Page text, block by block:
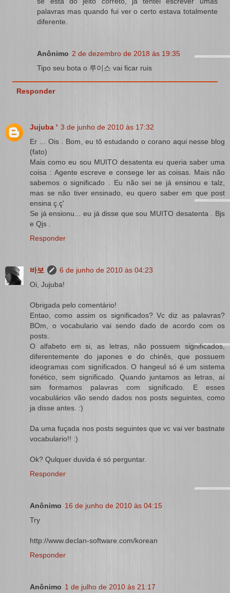
palavras mas quando fui ver o certo estava totalmente
diferente.
Anônimo 2 de dezembro de 2018 às 19:35
Tipo seu bota o 루이스 vai ficar ruis
Responder
Jujuba ' 3 de junho de 2010 às 17:32
Er ... Ois . Bom, eu tô estudando o corano aqui nesse blog
(fato)
Mais como eu sou MUITO desatenta eu queria saber uma
coisa : Agente escreve e consege ler as coisas. Mais não
sabemos o significado . Eu não sei se já ensinou e talz,
mas se não tiver ensinado, eu quero saber em que post
ensina ç.ç'
Se já ensionu... eu já disse que sou MUITO desatenta . Bjs
e Qjs .
Responder
바보
6 de junho de 2010 às 04:23
Oi, Jujuba!
Obrigada pelo comentário!
Entao, como assim os significados? Vc diz as palavras?
BOm, o vocabulario vai sendo dado de acordo com os
posts.
O alfabeto em si, as letras, não possuem significados,
diferentemente do japones e do chinês, que possuem
ideogramas com significados. O hangeul só é um sistema
fonético, sem significado. Quando juntamos as letras, aí
sim formamos palavras com significado. E esses
vocabulários vão sendo dados nos posts seguintes, como
ja disse antes. :)
Da uma fuçada nos posts seguintes que vc vai ver bastnate
vocabulario!! :)
Ok? Qulquer duvida é só perguntar.
Responder
Anônimo 16 de junho de 2010 às 04:15
Try
http://www.declan-software.com/korean
Responder
Anônimo 1 de julho de 2010 às 21:17